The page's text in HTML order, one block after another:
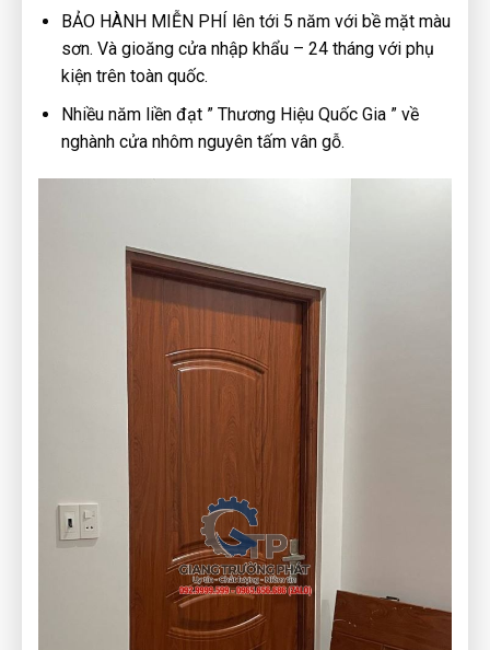
BẢO HÀNH MIỄN PHÍ lên tới 5 năm với bề mặt màu
sơn. Và gioăng cửa nhập khẩu – 24 tháng với phụ
kiện trên toàn quốc.
Nhiều năm liền đạt ” Thương Hiệu Quốc Gia ” về
nghành cửa nhôm nguyên tấm vân gỗ.